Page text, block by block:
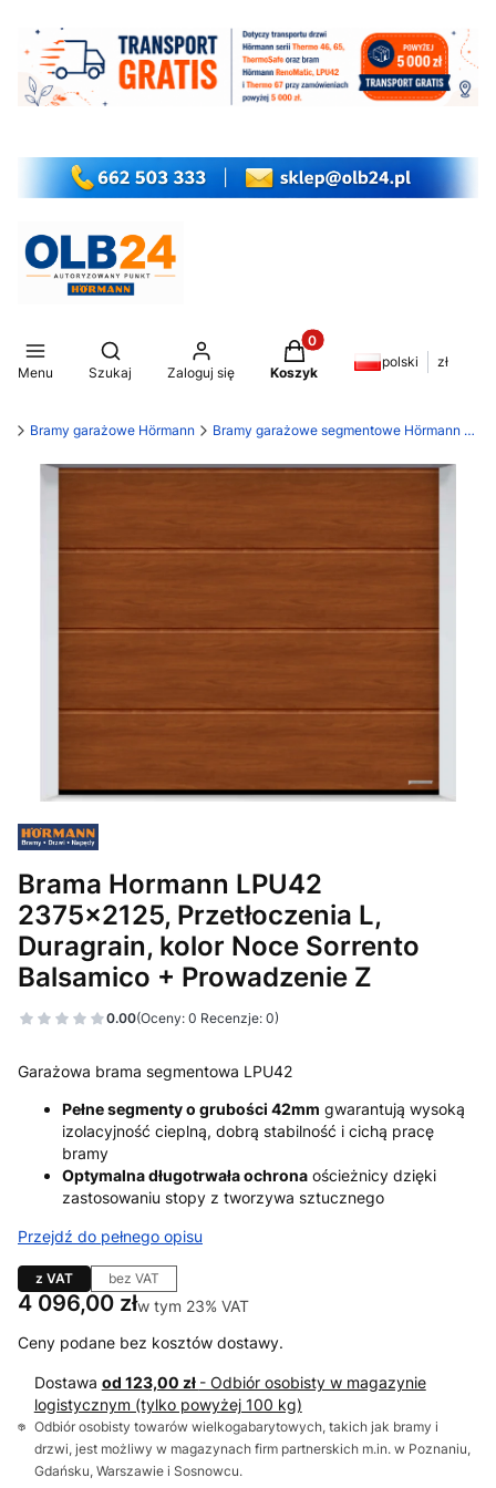
Menu
Otwórz wyszukiwarkę
Szukaj Zaloguj się
Produkty w koszyku: 0.
Koszyk
polski zł
Bramy garażowe Hörmann Bramy garażowe segmentowe Hörmann LPU 42
Brama Hormann LPU42
2375x2125, Przetłoczenia L,
Duragrain, kolor Noce Sorrento
Balsamico + Prowadzenie Z
0.00(Oceny: 0 Recenzje: 0)
Garażowa brama segmentowa LPU42
Pełne segmenty o grubości 42mm gwarantują wysoką
izolacyjność cieplną, dobrą stabilność i cichą pracę
bramy
Optymalna długotrwała ochrona ościeżnicy dzięki
zastosowaniu stopy z tworzywa sztucznego
Przejdź do pełnego opisu
z VAT bez VAT
Cena
4 096,00 złw tym 23% VAT
w tym 23% VAT
Ceny podane bez kosztów dostawy.
Dostawa od 123,00 zł - Odbiór osobisty w magazynie
logistycznym (tylko powyżej 100 kg)
Odbiór osobisty towarów wielkogabarytowych, takich jak bramy i
drzwi, jest możliwy w magazynach firm partnerskich m.in. w Poznaniu,
Gdańsku, Warszawie i Sosnowcu.